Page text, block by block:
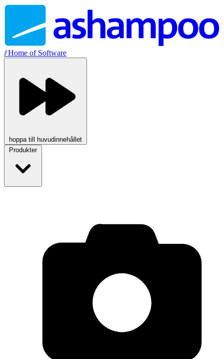
//Home of Software
hoppa till huvudinnehållet
Produkter